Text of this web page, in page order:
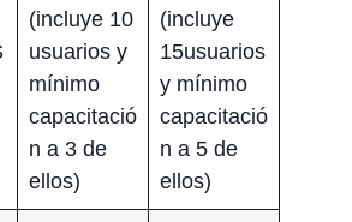
(incluye 10
usuarios y
mínimo
capacitació
n a 3 de
ellos)
(incluye
15usuarios
y mínimo
capacitació
n a 5 de
ellos)